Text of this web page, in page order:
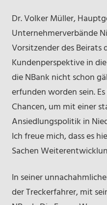
Dr. Volker Müller,
Unternehmerverbände
Vorsitzender des Beirats
Kundenperspektive in
die NBank nicht schon
erfunden worden sein.
Chancen, um mit einer
Ansiedlungspolitik in
Ich freue mich, dass es
Sachen
In seiner
der Treckerfahrer, mit